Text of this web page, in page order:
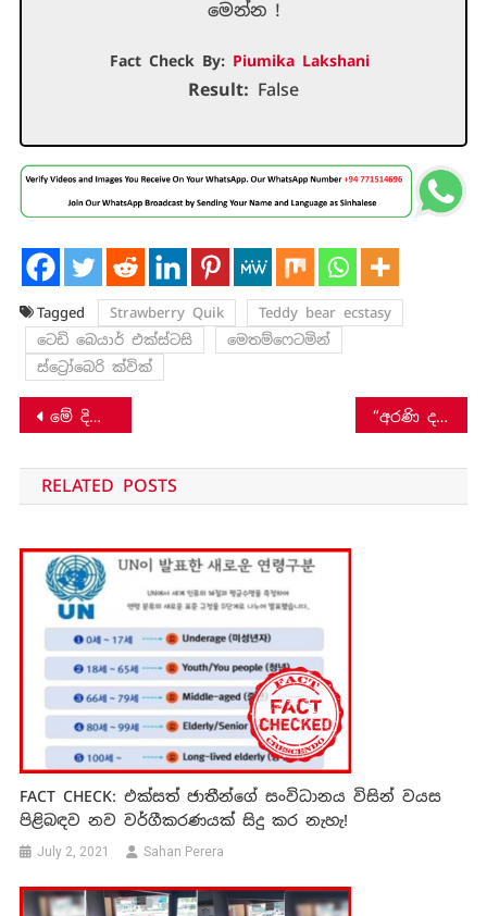
මෙන්න !
Fact Check By: Piumika Lakshani
Result: False
Tagged Strawberry Quik
Teddy bear ecstasy
ටෙඩි බෙයාර් එක්ස්ටසි
මෙතම්ෆෙටමින්
ස්ට්‍රෝබෙරි ක්වික්
Post
navigation
මේ දිනවල මාර්ගගත රැකියා වංචා රැසක් – මේවා පිළිබඳ ඔබ දැනුවත් ද? “අරණි දත් කැටියා” ගැන නොමග යන සුළු සටහනක්!
RELATED POSTS
FACT CHECK: එක්සත් ජාතීන්ගේ සංවිධානය විසින් වයස
පිළිබඳව නව වර්ගීකරණයක් සිදු කර නැහැ!
July 2, 2021 Sahan Perera